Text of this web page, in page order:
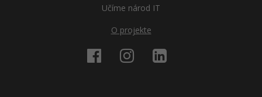
Učíme národ IT
O projekte